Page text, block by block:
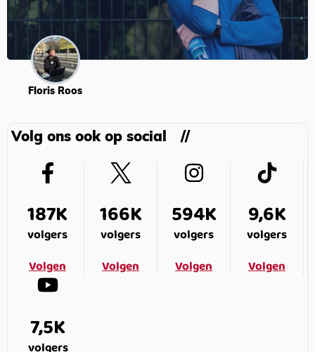
Floris Roos
Volg ons ook op social
187K
volgers
Volgen
166K
volgers
Volgen
594K
volgers
Volgen
9,6K
volgers
Volgen
7,5K